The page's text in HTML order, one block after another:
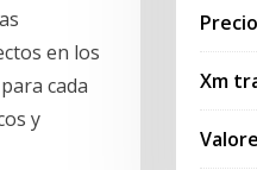
en los
cada
y
Xm